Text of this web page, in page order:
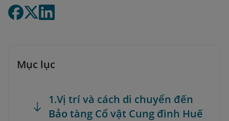
Mục lục
1.Vị trí và cách di chuyển đến
Bảo tàng Cổ vật Cung đình Huế